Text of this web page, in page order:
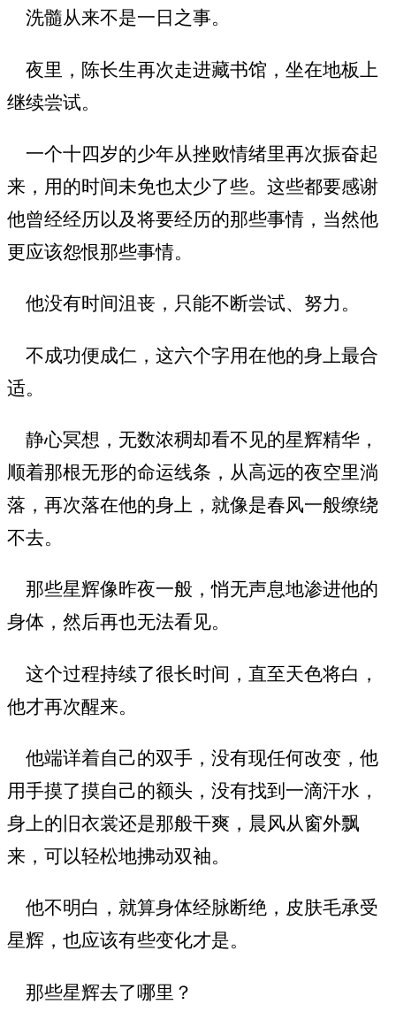
洗髓从来不是一日之事。
夜里，陈长生再次走进藏书馆，坐在地板上
继续尝试。
一个十四岁的少年从挫败情绪里再次振奋起
来，用的时间未免也太少了些。这些都要感谢
他曾经经历以及将要经历的那些事情，当然他
更应该怨恨那些事情。
他没有时间沮丧，只能不断尝试、努力。
不成功便成仁，这六个字用在他的身上最合
适。
静心冥想，无数浓稠却看不见的星辉精华，
顺着那根无形的命运线条，从高远的夜空里淌
落，再次落在他的身上，就像是春风一般缭绕
不去。
那些星辉像昨夜一般，悄无声息地渗进他的
身体，然后再也无法看见。
这个过程持续了很长时间，直至天色将白，
他才再次醒来。
他端详着自己的双手，没有现任何改变，他
用手摸了摸自己的额头，没有找到一滴汗水，
身上的旧衣裳还是那般干爽，晨风从窗外飘
来，可以轻松地拂动双袖。
他不明白，就算身体经脉断绝，皮肤毛承受
星辉，也应该有些变化才是。
那些星辉去了哪里？